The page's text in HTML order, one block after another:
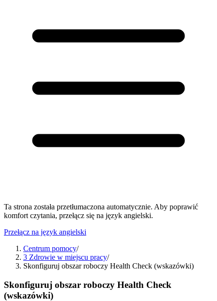
Ta strona została przetłumaczona automatycznie. Aby poprawić
komfort czytania, przełącz się na język angielski.
Przełącz na język angielski
Centrum pomocy/
3 Zdrowie w miejscu pracy/
Skonfiguruj obszar roboczy Health Check (wskazówki)
Skonfiguruj obszar roboczy Health Check
(wskazówki)